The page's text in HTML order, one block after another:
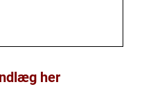
her